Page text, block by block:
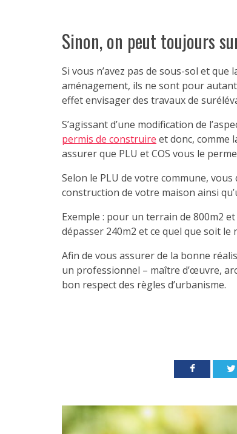
Sinon, on peut toujours
Si vous n’avez pas de sous-sol et
aménagement, ils ne sont pour
effet envisager des travaux de
S’agissant d’une modification de
permis de construire et donc, comme
assurer que PLU et COS vous le
Selon le PLU de votre commune,
construction de votre maison ainsi
Exemple : pour un terrain de 800m2
dépasser 240m2 et ce quel que soit le
Afin de vous assurer de la bonne
un professionnel – maître d’œuvre,
bon respect des règles d’urbanisme.